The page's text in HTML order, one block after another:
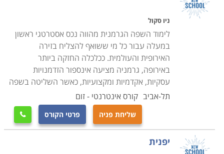
ניו סקול
לימוד השפה הגרמנית מהווה נכס אסטרטגי ראשון
במעלה עבור כל מי ששואף להצליח בזירה
האירופית והעולמית. ככלכלה החזקה ביותר
באירופה, גרמניה מציעה אינספור הזדמנויות
עסקיות, אקדמיות ומקצועיות, כאשר השליטה בשפה
תל-אביב קורס אינטרנטי - זום
שליחת פניה פרטי הקורס 
יפנית